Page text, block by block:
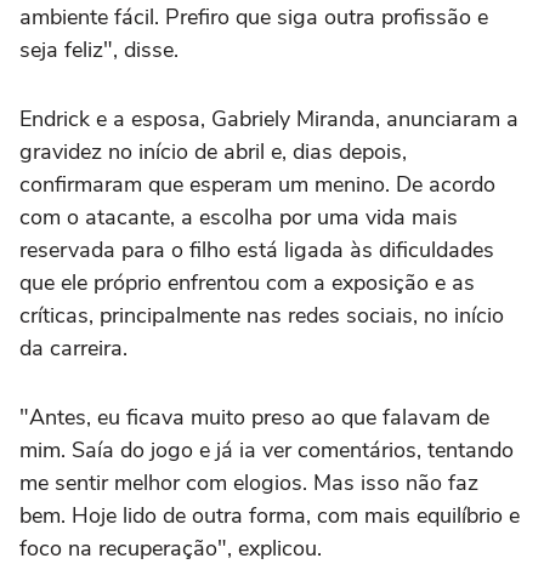
ambiente fácil. Prefiro que siga outra profissão e
seja feliz", disse.
Endrick e a esposa, Gabriely Miranda, anunciaram a
gravidez no início de abril e, dias depois,
confirmaram que esperam um menino. De acordo
com o atacante, a escolha por uma vida mais
reservada para o filho está ligada às dificuldades
que ele próprio enfrentou com a exposição e as
críticas, principalmente nas redes sociais, no início
da carreira.
"Antes, eu ficava muito preso ao que falavam de
mim. Saía do jogo e já ia ver comentários, tentando
me sentir melhor com elogios. Mas isso não faz
bem. Hoje lido de outra forma, com mais equilíbrio e
foco na recuperação", explicou.